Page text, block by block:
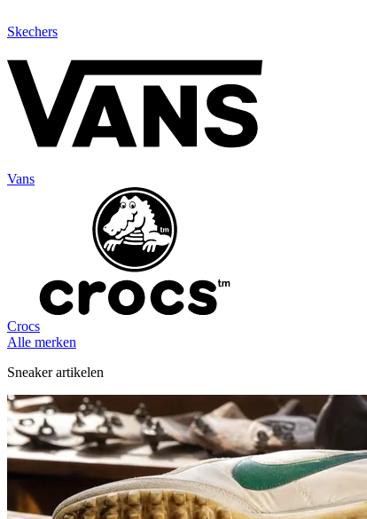
Skechers
Vans
Crocs
Alle merken
Sneaker artikelen